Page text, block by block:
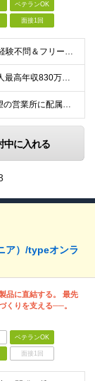
ベテランOK
面接1回
未経験歓迎！人柄重視/社会人経験不問＆フリーターもOK ■普通自動車免許（AT限定可）を取得して1年以上経過している方 ※前職・学歴・ブランク・転職回数などは一切不問です。 <2種免許取得代は全額
【半年間月給38万円保証／新人最高年収830万円／賞与年2回／給料控除を100%撤廃】 6ヶ月間、月給38万円保証＋歩合給＋賞与年2回（川崎／保土ヶ谷／戸塚） ◆保証額を超える売上時は上乗せした給与
＜神奈川全域で採用！／ご希望の営業所に配属＞◎転居を伴う転勤なし！◎U・Iターン歓迎！◎マイカー通勤OK（駐車場完備） 神奈川全域に6拠点（★希望の営業所に配属） ■本社：横浜市戸塚区名瀬町1152
中に入れる
ア）/typeオンラ
品に直結する。 最先
くりを支える──。
ベテランOK
面接1回